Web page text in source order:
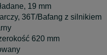
19 mm
36T/Bafang z silnikiem
620 mm